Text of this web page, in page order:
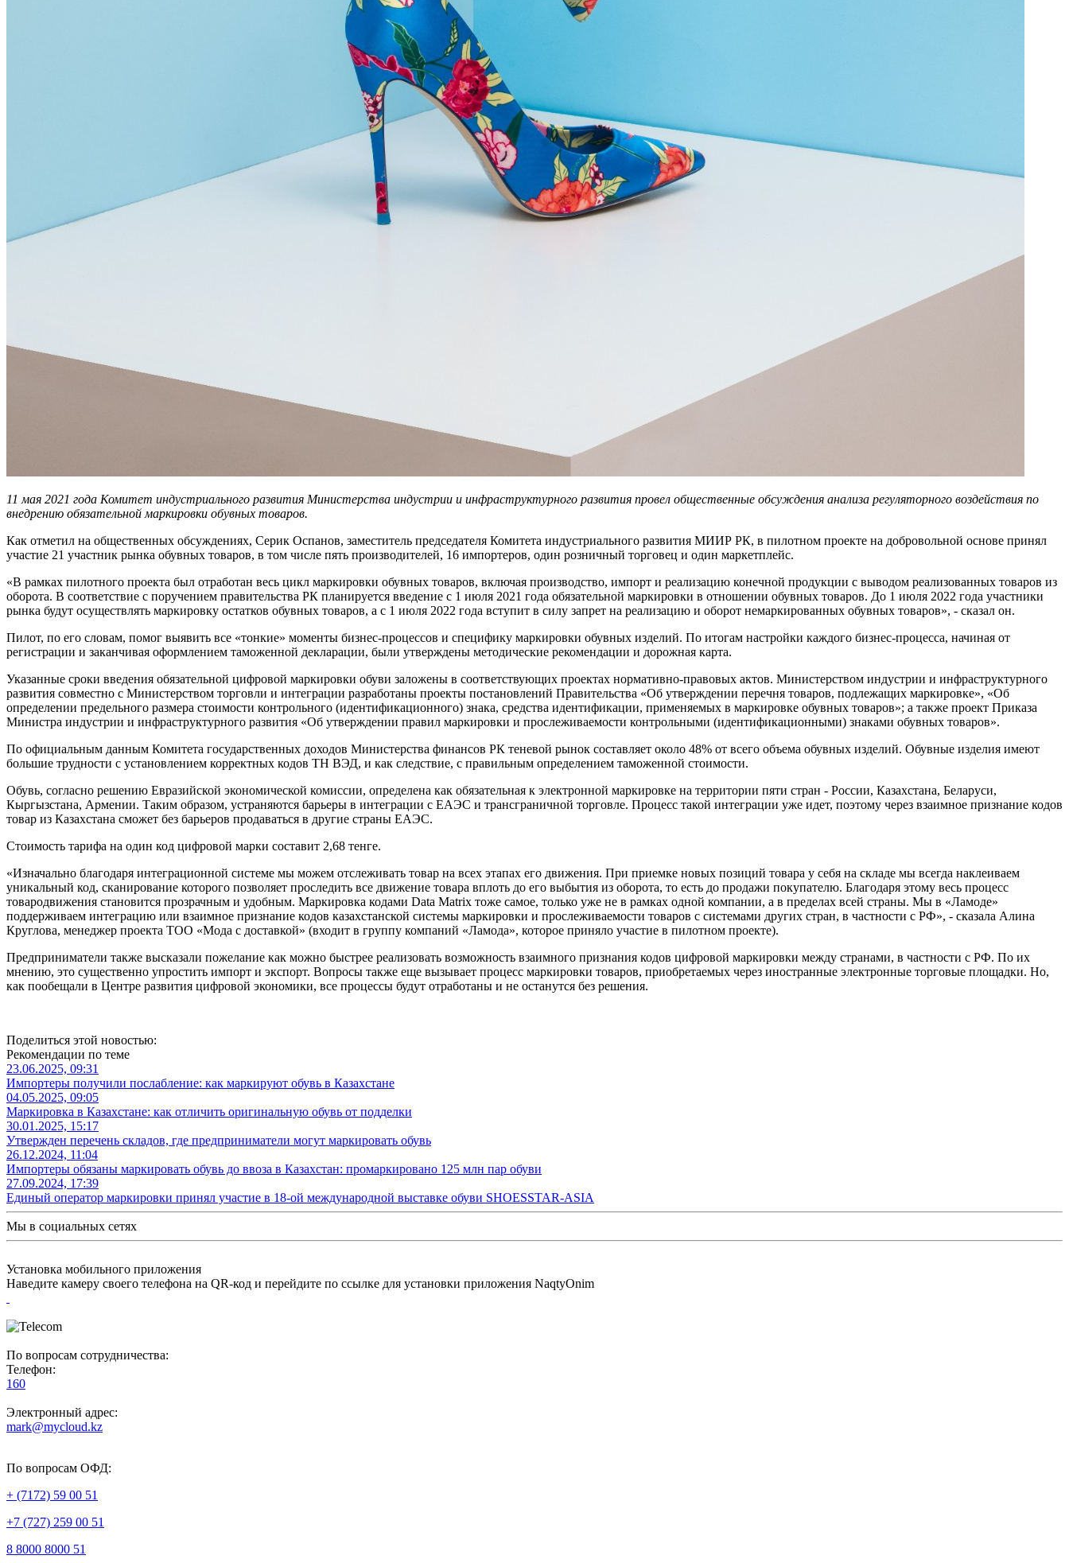
11 мая 2021 года Комитет индустриального развития Министерства индустрии и инфраструктурного развития провел общественные обсуждения анализа регуляторного воздействия по
внедрению обязательной маркировки обувных товаров.
Как отметил на общественных обсуждениях, Серик Оспанов, заместитель председателя Комитета индустриального развития МИИР РК, в пилотном проекте на добровольной основе принял
участие 21 участник рынка обувных товаров, в том числе пять производителей, 16 импортеров, один розничный торговец и один маркетплейс.
«В рамках пилотного проекта был отработан весь цикл маркировки обувных товаров, включая производство, импорт и реализацию конечной продукции с выводом реализованных товаров из
оборота. В соответствие с поручением правительства РК планируется введение с 1 июля 2021 года обязательной маркировки в отношении обувных товаров. До 1 июля 2022 года участники
рынка будут осуществлять маркировку остатков обувных товаров, а с 1 июля 2022 года вступит в силу запрет на реализацию и оборот немаркированных обувных товаров», - сказал он.
Пилот, по его словам, помог выявить все «тонкие» моменты бизнес-процессов и специфику маркировки обувных изделий. По итогам настройки каждого бизнес-процесса, начиная от
регистрации и заканчивая оформлением таможенной декларации, были утверждены методические рекомендации и дорожная карта.
Указанные сроки введения обязательной цифровой маркировки обуви заложены в соответствующих проектах нормативно-правовых актов. Министерством индустрии и инфраструктурного
развития совместно с Министерством торговли и интеграции разработаны проекты постановлений Правительства «Об утверждении перечня товаров, подлежащих маркировке», «Об
определении предельного размера стоимости контрольного (идентификационного) знака, средства идентификации, применяемых в маркировке обувных товаров»; а также проект Приказа
Министра индустрии и инфраструктурного развития «Об утверждении правил маркировки и прослеживаемости контрольными (идентификационными) знаками обувных товаров».
По официальным данным Комитета государственных доходов Министерства финансов РК теневой рынок составляет около 48% от всего объема обувных изделий. Обувные изделия имеют
большие трудности с установлением корректных кодов ТН ВЭД, и как следствие, с правильным определением таможенной стоимости.
Обувь, согласно решению Евразийской экономической комиссии, определена как обязательная к электронной маркировке на территории пяти стран - России, Казахстана, Беларуси,
Кыргызстана, Армении. Таким образом, устраняются барьеры в интеграции с ЕАЭС и трансграничной торговле. Процесс такой интеграции уже идет, поэтому через взаимное признание кодов
товар из Казахстана сможет без барьеров продаваться в другие страны ЕАЭС.
Стоимость тарифа на один код цифровой марки составит 2,68 тенге.
«Изначально благодаря интеграционной системе мы можем отслеживать товар на всех этапах его движения. При приемке новых позиций товара у себя на складе мы всегда наклеиваем
уникальный код, сканирование которого позволяет проследить все движение товара вплоть до его выбытия из оборота, то есть до продажи покупателю. Благодаря этому весь процесс
товародвижения становится прозрачным и удобным. Маркировка кодами Data Matrix тоже самое, только уже не в рамках одной компании, а в пределах всей страны. Мы в «Ламоде»
поддерживаем интеграцию или взаимное признание кодов казахстанской системы маркировки и прослеживаемости товаров с системами других стран, в частности с РФ», - сказала Алина
Круглова, менеджер проекта ТОО «Мода с доставкой» (входит в группу компаний «Ламода», которое приняло участие в пилотном проекте).
Предприниматели также высказали пожелание как можно быстрее реализовать возможность взаимного признания кодов цифровой маркировки между странами, в частности с РФ. По их
мнению, это существенно упростить импорт и экспорт. Вопросы также еще вызывает процесс маркировки товаров, приобретаемых через иностранные электронные торговые площадки. Но,
как пообещали в Центре развития цифровой экономики, все процессы будут отработаны и не останутся без решения.
Поделиться этой новостью:
Рекомендации по теме
23.06.2025, 09:31
Импортеры получили послабление: как маркируют обувь в Казахстане
04.05.2025, 09:05
Маркировка в Казахстане: как отличить оригинальную обувь от подделки
30.01.2025, 15:17
Утвержден перечень складов, где предприниматели могут маркировать обувь
26.12.2024, 11:04
Импортеры обязаны маркировать обувь до ввоза в Казахстан: промаркировано 125 млн пар обуви
27.09.2024, 17:39
Единый оператор маркировки принял участие в 18-ой международной выставке обуви SHOESSTAR-ASIA
Мы в социальных сетях
Установка мобильного приложения
Наведите камеру своего телефона на QR-код и перейдите по ссылке для установки приложения NaqtyOnim
По вопросам сотрудничества:
Телефон:
160
Электронный адрес:
mark@mycloud.kz
По вопросам ОФД:
+ (7172) 59 00 51
+7 (727) 259 00 51
8 8000 8000 51